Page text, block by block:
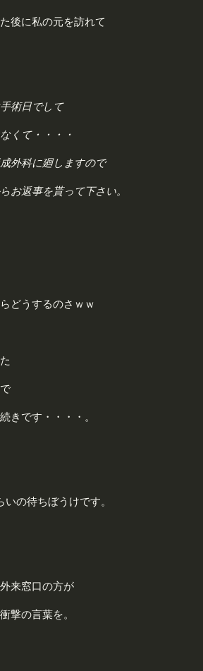
後に私の元を訪れて
術日でして
くて・・・・
外科に廻しますので
お返事を貰って下さい。
どうするのさｗｗ
きです・・・・。
の待ちぼうけです。
来窓口の方が
撃の言葉を。